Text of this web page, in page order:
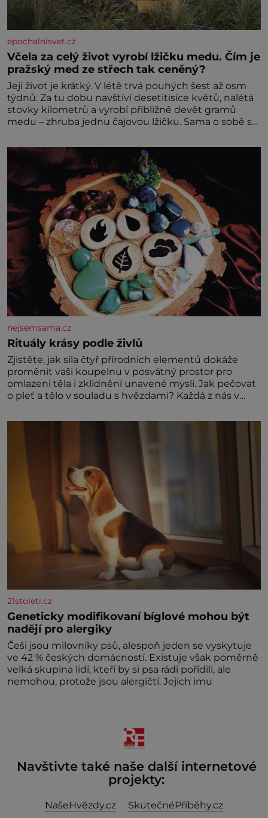
epochalnisvet.cz
Včela za celý život vyrobí lžičku medu. Čím je
pražský med ze střech tak ceněný?
Její život je krátký. V létě trvá pouhých šest až osm
týdnů. Za tu dobu navštíví desetitisíce květů, nalétá
stovky kilometrů a vyrobí přibližně devět gramů
medu – zhruba jednu čajovou lžičku. Sama o sobě se
dalšími desítkami tisíc příslušnic svého včelstva,
vznikne jeden z nejdokonalejších organismů
nejsemsama.cz
Rituály krásy podle živlů
Zjistěte, jak síla čtyř přírodních elementů dokáže
proměnit vaši koupelnu v posvátný prostor pro
omlazení těla i zklidnění unavené mysli. Jak pečovat
o pleť a tělo v souladu s hvězdami? Každá z nás v
naší povaze, ale i v potřebách naší pokožky. Ohnivá
znamení Ženy narozené ve znamení Berana, Lva a
Střelce v sobě nesou žár, odvahu a neutuchající elán.
21stoleti.cz
Geneticky modifikovaní bíglové mohou být
nadějí pro alergiky
Češi jsou milovníky psů, alespoň jeden se vyskytuje
ve 42 % českých domácností. Existuje však poměrně
velká skupina lidí, kteří by si psa rádi pořídili, ale
nemohou, protože jsou alergičtí. Jejich imu
Navštivte také naše další internetové
projekty:
NašeHvězdy.cz
SkutečnéPříběhy.cz